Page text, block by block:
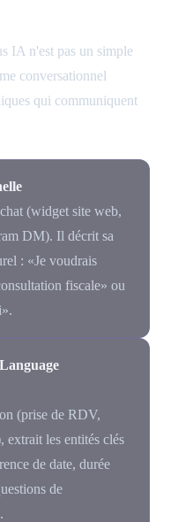
IA n'est pas un simple
conversationnel
qui communiquent
(widget site web,
DM). Il décrit sa
: «Je voudrais
fiscale» ou
(prise de RDV,
les entités clés
de date, durée
de